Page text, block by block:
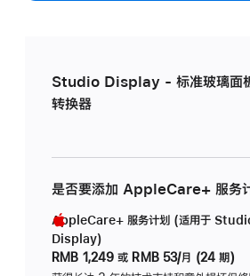
Studio Display - 标准玻璃面
转换器
是否要添加 AppleCare+ 服务
AppleCare+ 服务计划 (适用于
Display)
RMB 1,249 或 RMB 53/月 (24 期)